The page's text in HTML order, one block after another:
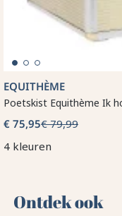
EQUITHÈME
Poetskist Equithème Ik
€ 75,95€ 79,99
4 kleuren
Ontdek ook 🌻